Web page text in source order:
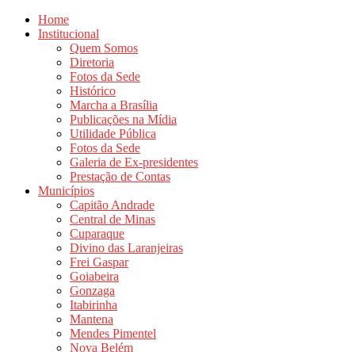
Home
Institucional
Quem Somos
Diretoria
Fotos da Sede
Histórico
Marcha a Brasília
Publicações na Mídia
Utilidade Pública
Fotos da Sede
Galeria de Ex-presidentes
Prestação de Contas
Municípios
Capitão Andrade
Central de Minas
Cuparaque
Divino das Laranjeiras
Frei Gaspar
Goiabeira
Gonzaga
Itabirinha
Mantena
Mendes Pimentel
Nova Belém